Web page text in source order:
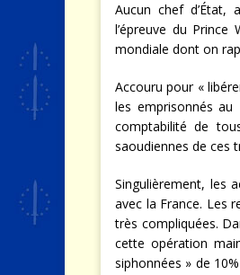
Aucun chef d’État,
l’épreuve du
mondiale dont on
Accouru pour «
les emprisonnés au
comptabilité de
saoudiennes de ces
Singulièrement, les
avec la France. Les
très compliquées.
cette opération
siphonnées » de